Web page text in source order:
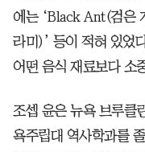
에는 ‘Black Ant(검은
라미)’ 등이 적혀 있었
어떤 음식 재료보다 소
조셉 윤은 뉴욕 브루클
욕주립대 역사학과를